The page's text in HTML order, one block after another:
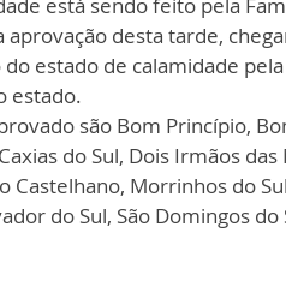
está sendo feito pela
desta tarde,
estado de calamidade
estado.
são Bom Princípio,
do Sul, Dois Irmãos
Castelhano, Morrinhos do
do Sul, São Domingos do